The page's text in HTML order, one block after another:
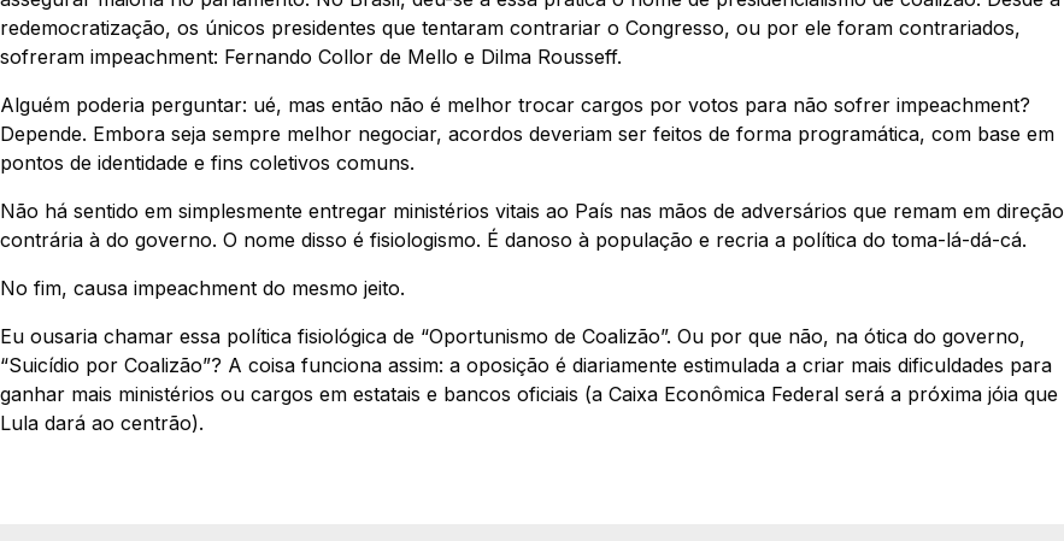
redemocratização, os únicos presidentes que tentaram contrariar o Congresso, ou por ele foram contrariados,
sofreram impeachment: Fernando Collor de Mello e Dilma Rousseff.
Alguém poderia perguntar: ué, mas então não é melhor trocar cargos por votos para não sofrer impeachment?
Depende. Embora seja sempre melhor negociar, acordos deveriam ser feitos de forma programática, com base em
pontos de identidade e fins coletivos comuns.
Não há sentido em simplesmente entregar ministérios vitais ao País nas mãos de adversários que remam em direção
contrária à do governo. O nome disso é fisiologismo. É danoso à população e recria a política do toma-lá-dá-cá.
No fim, causa impeachment do mesmo jeito.
Eu ousaria chamar essa política fisiológica de “Oportunismo de Coalizão”. Ou por que não, na ótica do governo,
“Suicídio por Coalizão”? A coisa funciona assim: a oposição é diariamente estimulada a criar mais dificuldades para
ganhar mais ministérios ou cargos em estatais e bancos oficiais (a Caixa Econômica Federal será a próxima jóia que
Lula dará ao centrão).